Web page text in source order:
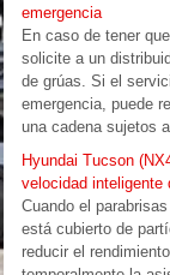
emergencia
En caso de tener
solicite a un
de grúas. Si el
emergencia, puede
una cadena sujetos a
Hyundai Tucson
velocidad inteligente
Cuando el
está cubierto de
reducir el